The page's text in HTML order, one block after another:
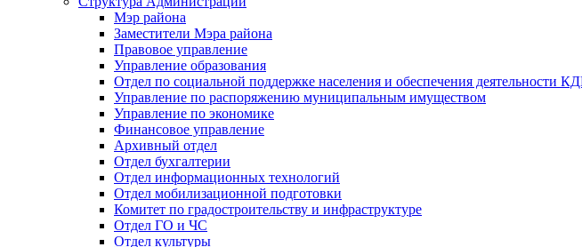
Мэр района
Заместители Мэра района
Правовое управление
Управление образования
Отдел по социальной поддержке населения и обеспечения деятельности
Управление по распоряжению муниципальным имуществом
Управление по экономике
Финансовое управление
Архивный отдел
Отдел бухгалтерии
Отдел информационных технологий
Отдел мобилизационной подготовки
Комитет по градостроительству и инфраструктуре
Отдел ГО и ЧС
Отдел культуры